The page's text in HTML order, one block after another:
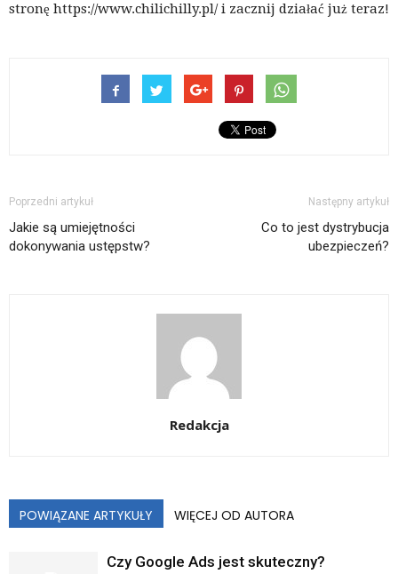
stronę https://www.chilichilly.pl/ i zacznij działać już teraz!
Poprzedni artykuł
Jakie są umiejętności
dokonywania ustępstw?
Następny artykuł
Co to jest dystrybucja
ubezpieczeń?
Redakcja
POWIĄZANE ARTYKUŁY WIĘCEJ OD AUTORA
Czy Google Ads jest skuteczny?